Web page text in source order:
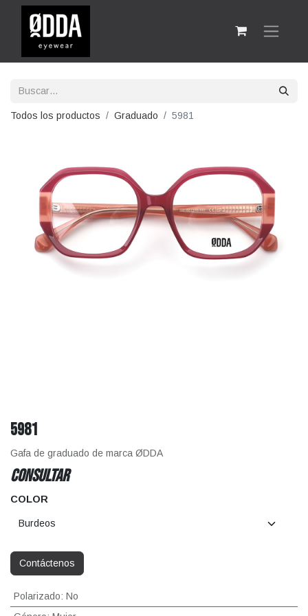
Todos los productos Graduado 5981
5981
Gafa de graduado de marca ØDDA
CONSULTAR
COLOR
Contáctenos
Polarizado: No